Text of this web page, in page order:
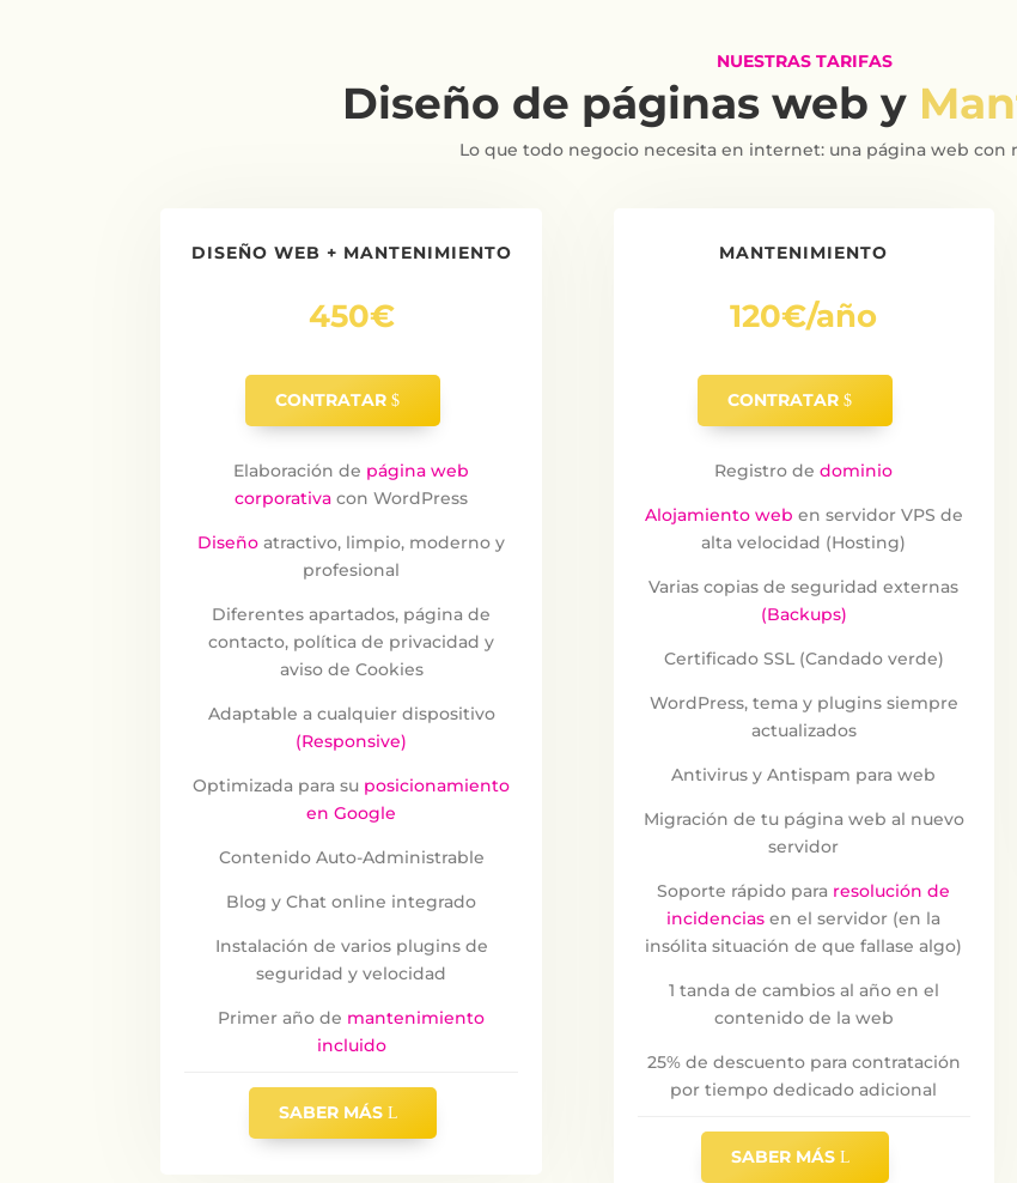
NUESTRAS TARIFAS
Diseño de páginas web y
Lo que todo negocio necesita en internet: una página web
DISEÑO WEB + MANTENIMIENTO
450€
CONTRATAR
Elaboración de página web
corporativacon WordPress
Diseñoatractivo, limpio, moderno y
profesional
Diferentes apartados, página de
contacto, política de privacidad y
aviso de Cookies
Adaptable a cualquier dispositivo
(Responsive)
Optimizada para su posicionamiento
en Google
Contenido Auto-Administrable
Blog y Chat online integrado
Instalación de varios plugins de
seguridad y velocidad
Primer año de mantenimiento
incluido
SABER MÁS
MANTENIMIENTO
120€/año
CONTRATAR
Registro dedominio
Alojamiento web en servidor VPS de
alta velocidad (Hosting)
Varias copias de seguridad externas
(Backups)
Certificado SSL (Candado verde)
WordPress, tema y plugins siempre
actualizados
Antivirus y Antispam para web
Migración de tu página web al nuevo
servidor
Soporte rápido para resolución de
incidencias en el servidor (en la
insólita situación de que fallase algo)
1 tanda de cambios al año en el
contenido de la web
25% de descuento para contratación
por tiempo dedicado adicional
SABER MÁS